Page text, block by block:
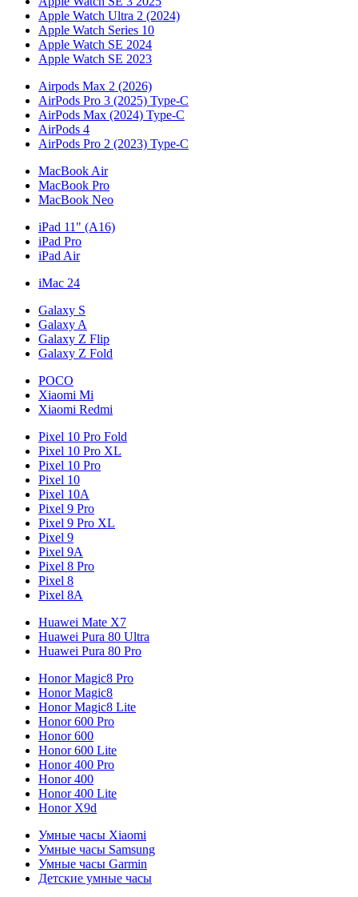
Apple Watch Ultra 2 (2024)
Apple Watch Series 10
Apple Watch SE 2024
Apple Watch SE 2023
Airpods Max 2 (2026)
AirPods Pro 3 (2025) Type-C
AirPods Max (2024) Type-C
AirPods 4
AirPods Pro 2 (2023) Type-C
MacBook Air
MacBook Pro
MacBook Neo
iPad 11" (A16)
iPad Pro
iPad Air
iMac 24
Galaxy S
Galaxy A
Galaxy Z Flip
Galaxy Z Fold
POCO
Xiaomi Mi
Xiaomi Redmi
Pixel 10 Pro Fold
Pixel 10 Pro XL
Pixel 10 Pro
Pixel 10
Pixel 10A
Pixel 9 Pro
Pixel 9 Pro XL
Pixel 9
Pixel 9A
Pixel 8 Pro
Pixel 8
Pixel 8A
Huawei Mate X7
Huawei Pura 80 Ultra
Huawei Pura 80 Pro
Honor Magic8 Pro
Honor Magic8
Honor Magic8 Lite
Honor 600 Pro
Honor 600
Honor 600 Lite
Honor 400 Pro
Honor 400
Honor 400 Lite
Honor X9d
Умные часы Xiaomi
Умные часы Samsung
Умные часы Garmin
Детские умные часы